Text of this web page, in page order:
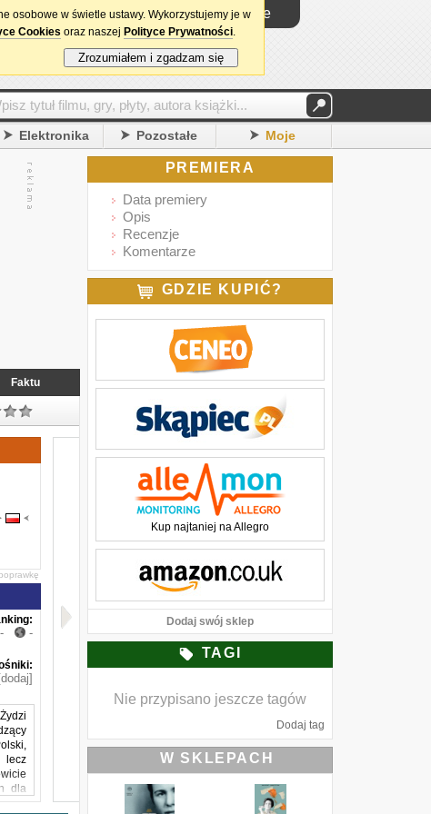
Logowanie
Elektronika Pozostałe Moje
Faktu
- -
[dodaj]
lecz
dla
PREMIERA
Data premiery
Opis
Recenzje
Komentarze
GDZIE KUPIĆ?
Kup najtaniej na Allegro
Dodaj swój sklep
TAGI
Nie przypisano jeszcze tagów
Dodaj tag
W SKLEPACH
osobowe w świetle ustawy. Wykorzystujemy je w
Cookies oraz naszej Polityce Prywatności.
Zrozumiałem i zgadzam się